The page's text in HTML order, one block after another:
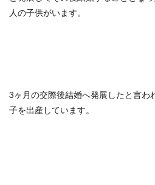
人の子供がいます。
3ヶ月の交際後結婚へ発展したと言わ
子を出産しています。